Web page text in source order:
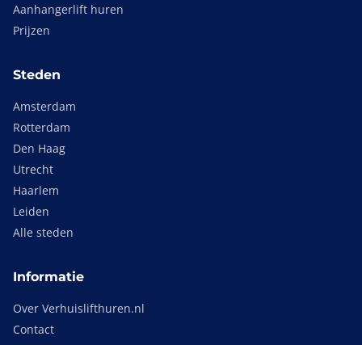
Aanhangerlift huren
Prijzen
Steden
Amsterdam
Rotterdam
Den Haag
Utrecht
Haarlem
Leiden
Alle steden
Informatie
Over Verhuislifthuren.nl
Contact